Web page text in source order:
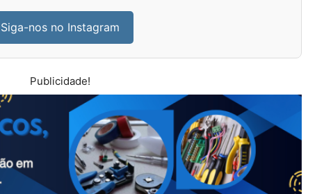
Siga-nos no Instagram
Publicidade!